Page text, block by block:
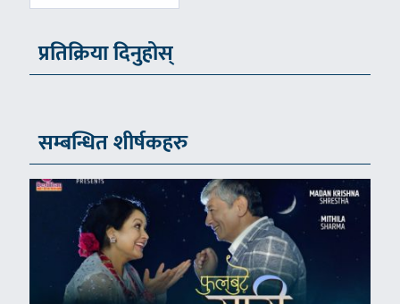
प्रतिक्रिया दिनुहोस्
सम्बन्धित शीर्षकहरु